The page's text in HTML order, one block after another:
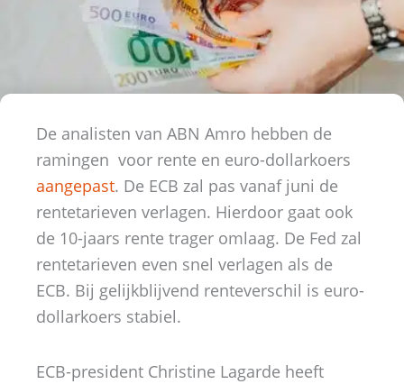
De analisten van ABN Amro hebben de
ramingen voor rente en euro-dollarkoers
aangepast. De ECB zal pas vanaf juni de
rentetarieven verlagen. Hierdoor gaat ook
de 10-jaars rente trager omlaag. De Fed zal
rentetarieven even snel verlagen als de
ECB. Bij gelijkblijvend renteverschil is euro-
dollarkoers stabiel.
ECB-president Christine Lagarde heeft